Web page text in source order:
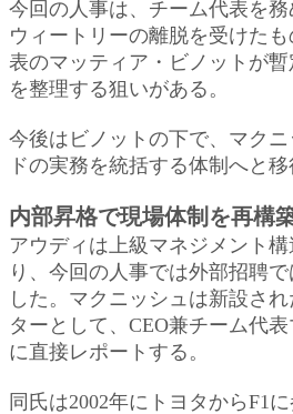
今回の人事は、チーム代表を務
ウィートリーの離脱を受けた
表のマッティア・ビノットが
を整理する狙いがある。
今後はビノットの下で、マク
ドの実務を統括する体制へと移
内部昇格で現場体制を再構
アウディは上級マネジメント
り、今回の人事では外部招聘
した。マクニッシュは新設さ
ターとして、CEO兼チーム代
に直接レポートする。
同氏は2002年にトヨタからF1